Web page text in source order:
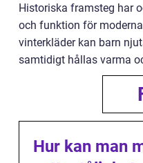
Historiska framsteg har
och funktion för
vinterkläder kan barn
samtidigt hållas varma
Hur kan man